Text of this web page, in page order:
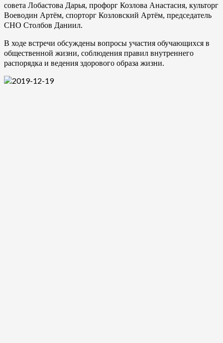
совета Лобастова Дарья, профорг Козлова Анастасия, культорг
Воеводин Артём, спорторг Козловский Артём, председатель
СНО Столбов Даниил.
В ходе встречи обсуждены вопросы участия обучающихся в
общественной жизни, соблюдения правил внутреннего
распорядка и ведения здорового образа жизни.